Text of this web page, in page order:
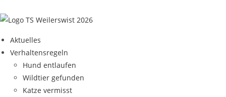
Aktuelles
Verhaltensregeln
Hund entlaufen
Wildtier gefunden
Katze vermisst